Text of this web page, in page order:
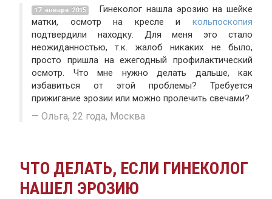
17 января 2015
Гинеколог нашла эрозию на шейке
матки, осмотр на кресле и кольпоскопия
подтвердили находку. Для меня это стало
неожиданностью, т.к. жалоб никаких не было,
просто пришла на ежегодный профилактический
осмотр. Что мне нужно делать дальше, как
избавиться от этой проблемы? Требуется
прижигание эрозии или можно пролечить свечами?
Ольга, 22 года, Москва
ЧТО ДЕЛАТЬ, ЕСЛИ ГИНЕКОЛОГ
НАШЕЛ ЭРОЗИЮ